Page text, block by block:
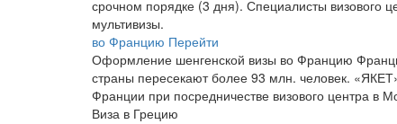
срочном порядке (3 дня). Специалисты визового
мультивизы.
во Францию Перейти
Оформление шенгенской визы во Францию
страны пересекают более 93 млн. человек.
Франции при посредничестве визового центра в
Виза в Грецию